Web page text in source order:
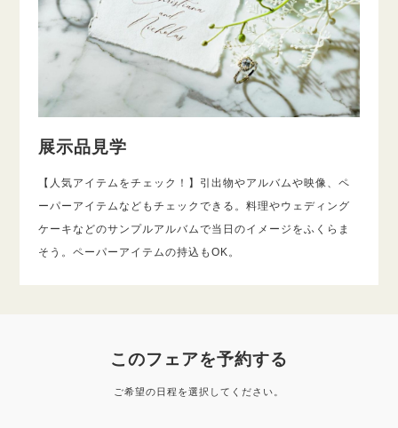
展示品見学
【人気アイテムをチェック！】引出物やアルバムや映像、ペ
ーパーアイテムなどもチェックできる。料理やウェディング
ケーキなどのサンプルアルバムで当日のイメージをふくらま
そう。ペーパーアイテムの持込もOK。
このフェアを予約する
ご希望の日程を選択してください。